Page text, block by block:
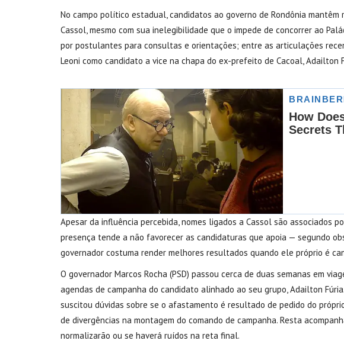
No campo político estadual, candidatos ao governo de Rondônia
Cassol, mesmo com sua inelegibilidade que o impede de concorrer ao
por postulantes para consultas e orientações; entre as articulações
Leoni como candidato a vice na chapa do ex-prefeito de Cacoal, Adailton
Apesar da influência percebida, nomes ligados a Cassol são associados
presença tende a não favorecer as candidaturas que apoia — segundo
governador costuma render melhores resultados quando ele próprio é
O governador Marcos Rocha (PSD) passou cerca de duas semanas em
agendas de campanha do candidato alinhado ao seu grupo, Adailton
suscitou dúvidas sobre se o afastamento é resultado de pedido do
de divergências na montagem do comando de campanha. Resta
normalizarão ou se haverá ruídos na reta final.